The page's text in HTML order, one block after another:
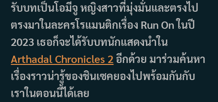
รับบทเป็นโอมีจู หญิงสาวที่มุ่งมั่นและตรงไป
ตรงมาในละครโรแมนติกเรื่อง Run On ในปี
2023 เธอก็จะได้รับบทนักแสดงนำใน
Arthadal Chronicles 2 อีกด้วย มาร่วมค้นหา
เรื่องราวน่ารู้ของชินเซคยองไปพร้อมกันกับ
เราในตอนนี้ได้เลย